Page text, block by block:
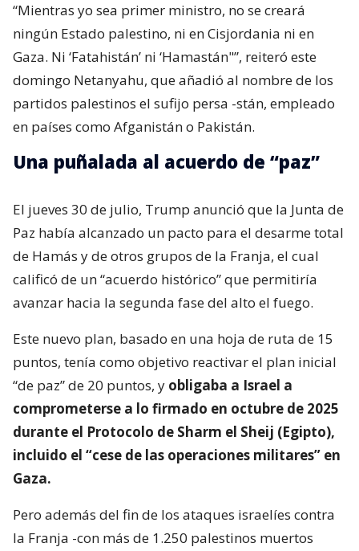
“Mientras yo sea primer ministro, no se creará
ningún Estado palestino, ni en Cisjordania ni en
Gaza. Ni ‘Fatahistán’ ni ‘Hamastán"”, reiteró este
domingo Netanyahu, que añadió al nombre de los
partidos palestinos el sufijo persa -stán, empleado
en países como Afganistán o Pakistán.
Una puñalada al acuerdo de “paz”
El jueves 30 de julio, Trump anunció que la Junta de
Paz había alcanzado un pacto para el desarme total
de Hamás y de otros grupos de la Franja, el cual
calificó de un “acuerdo histórico” que permitiría
avanzar hacia la segunda fase del alto el fuego.
Este nuevo plan, basado en una hoja de ruta de 15
puntos, tenía como objetivo reactivar el plan inicial
“de paz” de 20 puntos, y obligaba a Israel a
comprometerse a lo firmado en octubre de 2025
durante el Protocolo de Sharm el Sheij (Egipto),
incluido el “cese de las operaciones militares” en
Gaza.
Pero además del fin de los ataques israelíes contra
la Franja -con más de 1.250 palestinos muertos